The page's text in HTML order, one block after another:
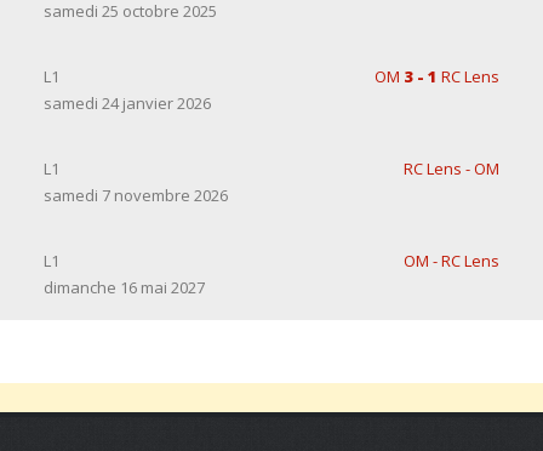
samedi 25 octobre 2025
L1 OM 3 - 1 RC Lens
samedi 24 janvier 2026
L1
RC Lens - OM
samedi 7 novembre 2026
L1
OM - RC Lens
dimanche 16 mai 2027